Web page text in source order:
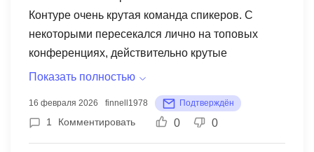
Контуре очень крутая команда спикеров. С
некоторыми пересекался лично на топовых
конференциях, действительно крутые
специалисты в маркетинге. Да и в обучении это
огромное количество примеров из работы,
годные советы (а не просто мотивация). Я
остался под впечатлением!
Показать полностью
16 февраля 2026 finnell1978 Подтверждён
1 Комментировать 0 0